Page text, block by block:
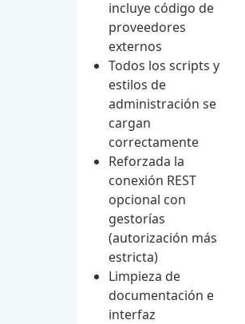
incluye código de
proveedores
externos
Todos los scripts y
estilos de
administración se
cargan
correctamente
Reforzada la
conexión REST
opcional con
gestorías
(autorización más
estricta)
Limpieza de
documentación e
interfaz